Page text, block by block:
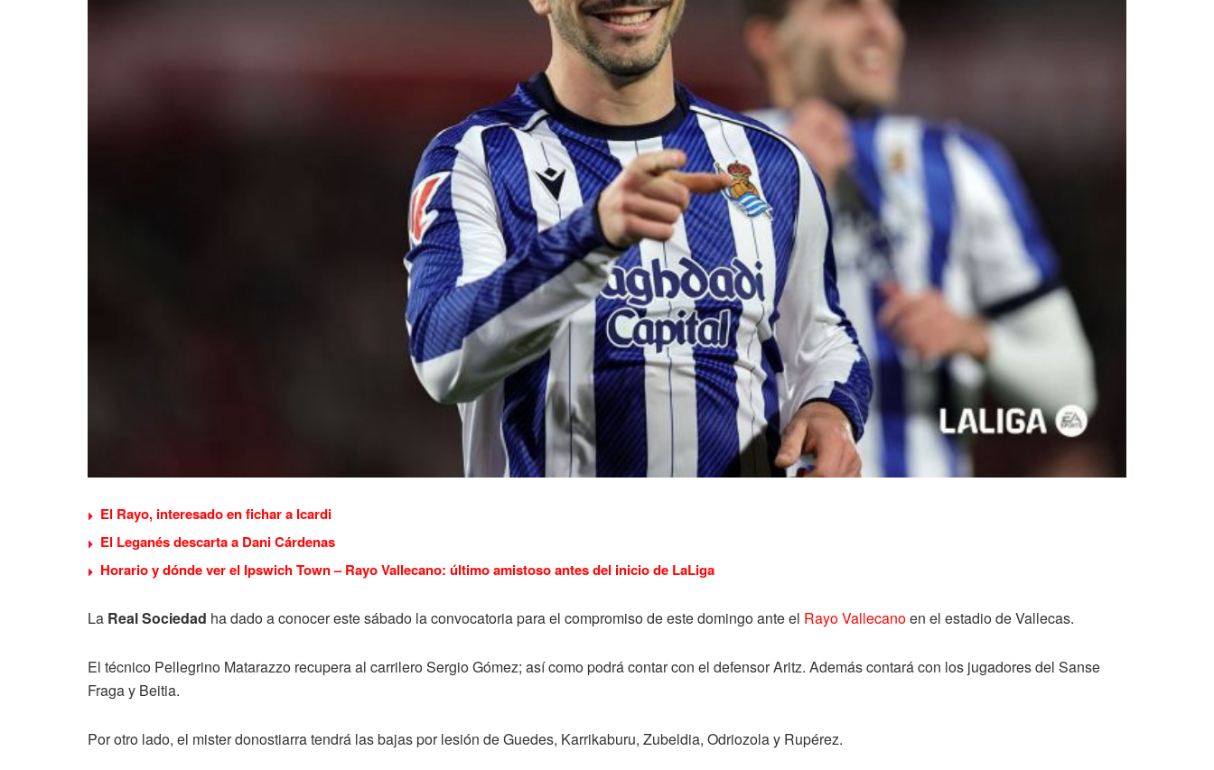
El Rayo, interesado en fichar a Icardi
El Leganés descarta a Dani Cárdenas
Horario y dónde ver el Ipswich Town – Rayo Vallecano: último amistoso antes del inicio de LaLiga
La Real Sociedad ha dado a conocer este sábado la convocatoria para el compromiso de este domingo ante el Rayo Vallecanoen el estadio de Vallecas.
El técnico Pellegrino Matarazzo recupera al carrilero Sergio Gómez; así como podrá contar con el defensor Aritz. Además contará con los jugadores del Sanse
Fraga y Beitia.
Por otro lado, el mister donostiarra tendrá las bajas por lesión de Guedes, Karrikaburu, Zubeldia, Odriozola y Rupérez.